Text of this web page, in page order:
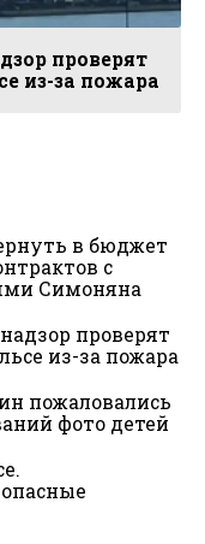
проверят
из-за пожара
в бюджет
с
Симоняна
проверят
из-за пожара
пожаловались
фото детей